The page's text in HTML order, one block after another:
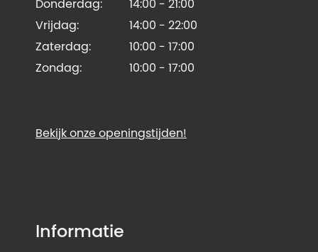
Donderdag:
14:00 - 21:00
Vrijdag:
14:00 - 22:00
Zaterdag:
10:00 - 17:00
Zondag:
10:00 - 17:00
Bekijk onze openingstijden!
Informatie